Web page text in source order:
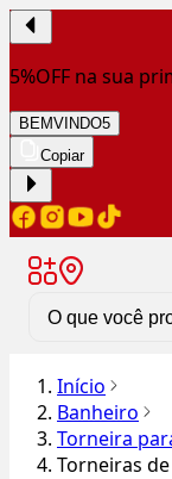
5%OFF na sua
BEMVINDO5
Copiar
Início
Banheiro
Torneira
Torneiras